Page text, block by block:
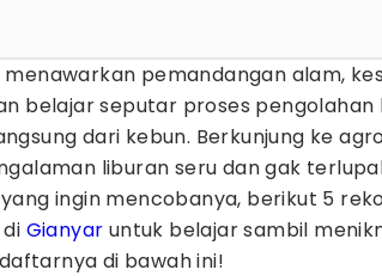
pemandangan alam,
belajar seputar proses pengolahan
dari kebun. Berkunjung ke
liburan seru dan gak
ingin mencobanya, berikut 5
Gianyar untuk belajar sambil
di bawah ini!